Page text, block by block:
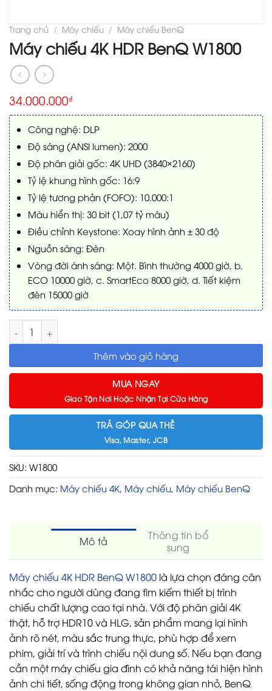
Trang chủ / Máy chiếu / Máy chiếu BenQ
Máy chiếu 4K HDR BenQ W1800
34.000.000₫
Công nghệ: DLP
Độ sáng (ANSI lumen): 2000
Độ phân giải gốc: 4K UHD (3840×2160)
Tỷ lệ khung hình gốc: 16:9
Tỷ lệ tương phản (FOFO): 10.000:1
Màu hiển thị: 30 bit (1,07 tỷ màu)
Điều chỉnh Keystone: Xoay hình ảnh ± 30 độ
Nguồn sáng: Đèn
Vòng đời ánh sáng: Một. Bình thường 4000 giờ, b.
ECO 10000 giờ, c. SmartEco 8000 giờ, d. Tiết kiệm
đèn 15000 giờ
Máy chiếu 4K HDR BenQ W1800 số lượng
Thêm vào giỏ hàng
MUA NGAY
Giao Tận Nơi Hoặc Nhận Tại Cửa Hàng
TRẢ GÓP QUA THẺ
Visa, Master, JCB
SKU: W1800
Danh mục: Máy chiếu 4K, Máy chiếu, Máy chiếu BenQ
Mô tả
Thông tin bổ
sung
Máy chiếu 4K HDR BenQ W1800 là lựa chọn đáng cân
nhắc cho người dùng đang tìm kiếm thiết bị trình
chiếu chất lượng cao tại nhà. Với độ phân giải 4K
thật, hỗ trợ HDR10 và HLG, sản phẩm mang lại hình
ảnh rõ nét, màu sắc trung thực, phù hợp để xem
phim, giải trí và trình chiếu nội dung số. Nếu bạn đang
cần một máy chiếu gia đình có khả năng tái hiện hình
ảnh chi tiết, sống động trong không gian nhỏ, BenQ